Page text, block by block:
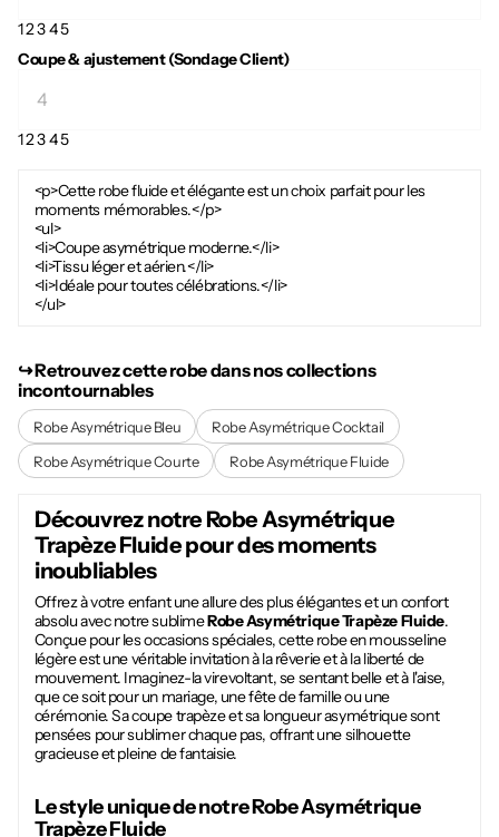
12345
Coupe & ajustement (Sondage Client)
12345
<p>Cette robe fluide et élégante est un choix parfait pour les
moments mémorables.</p>
<ul>
<li>Coupe asymétrique moderne.</li>
<li>Tissu léger et aérien.</li>
<li>Idéale pour toutes célébrations.</li>
</ul>
↪︎ Retrouvez cette robe dans nos collections
incontournables
Robe Asymétrique Bleu
Robe Asymétrique Cocktail
Robe Asymétrique Courte
Robe Asymétrique Fluide
Découvrez notre Robe Asymétrique
Trapèze Fluidepour des moments
inoubliables
Offrez à votre enfant une allure des plus élégantes et un confort
absolu avec notre sublimeRobe Asymétrique Trapèze Fluide.
Conçue pour les occasions spéciales, cette robe en mousseline
légère est une véritable invitation à la rêverie et à la liberté de
mouvement. Imaginez-la virevoltant, se sentant belle et à l'aise,
que ce soit pour un mariage, une fête de famille ou une
cérémonie. Sa coupe trapèze et sa longueur asymétrique sont
pensées pour sublimer chaque pas, offrant une silhouette
gracieuse et pleine de fantaisie.
Le style unique de notreRobe Asymétrique
Trapèze Fluide